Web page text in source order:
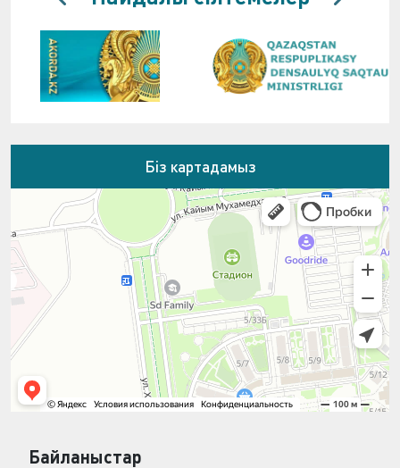
Біз картадамыз
Байланыстар